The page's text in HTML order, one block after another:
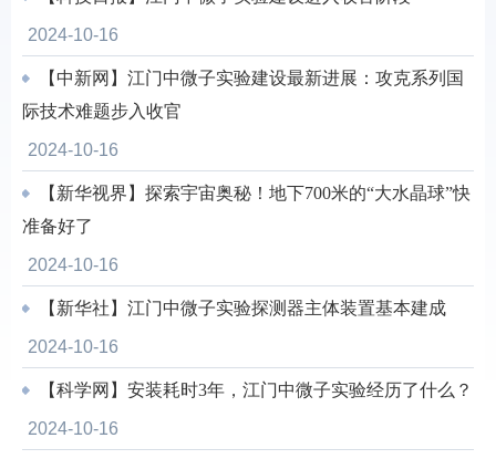
2024-10-16
【中新网】江门中微子实验建设最新进展：攻克系列国
际技术难题步入收官
2024-10-16
【新华视界】探索宇宙奥秘！地下700米的“大水晶球”快
准备好了
2024-10-16
【新华社】江门中微子实验探测器主体装置基本建成
2024-10-16
【科学网】安装耗时3年，江门中微子实验经历了什么？
2024-10-16